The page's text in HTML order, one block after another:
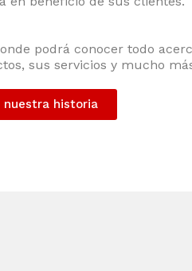
podrá conocer todo
sus servicios y mucho
nuestra historia